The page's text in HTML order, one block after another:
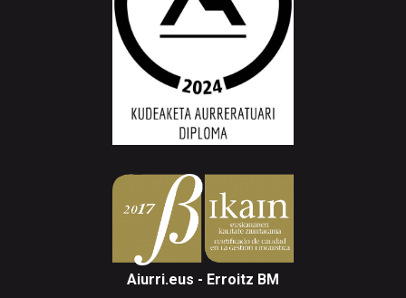
Aiurri.eus - Erroitz BM